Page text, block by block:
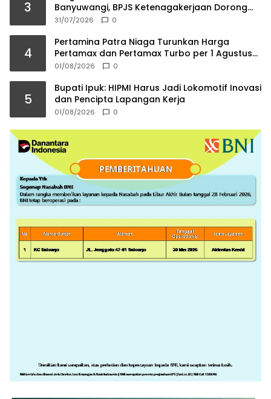
3
Banyuwangi, BPJS Ketenagakerjaan Dorong
Ahli Waris Jadi Wirausaha
31/07/2026 0
4
Pertamina Patra Niaga Turunkan Harga
Pertamax dan Pertamax Turbo per 1 Agustus
2026
01/08/2026 0
5
Bupati Ipuk: HIPMI Harus Jadi Lokomotif Inovasi
dan Pencipta Lapangan Kerja
01/08/2026 0